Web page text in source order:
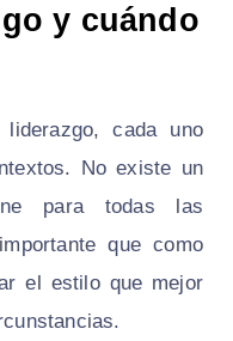
y cuándo
cada uno
No existe un
para todas las
que como
el estilo que mejor